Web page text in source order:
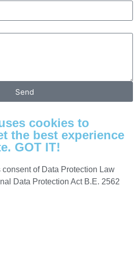
Send
cookies to
the best experience
GOT IT!
consent of Data Protection Law
Data Protection Act B.E. 2562